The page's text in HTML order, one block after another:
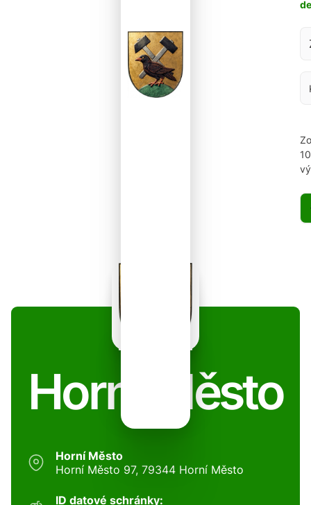
Horní Město
Horní Město
Horní Město 97, 79344 Horní Město
ID datové schránky: